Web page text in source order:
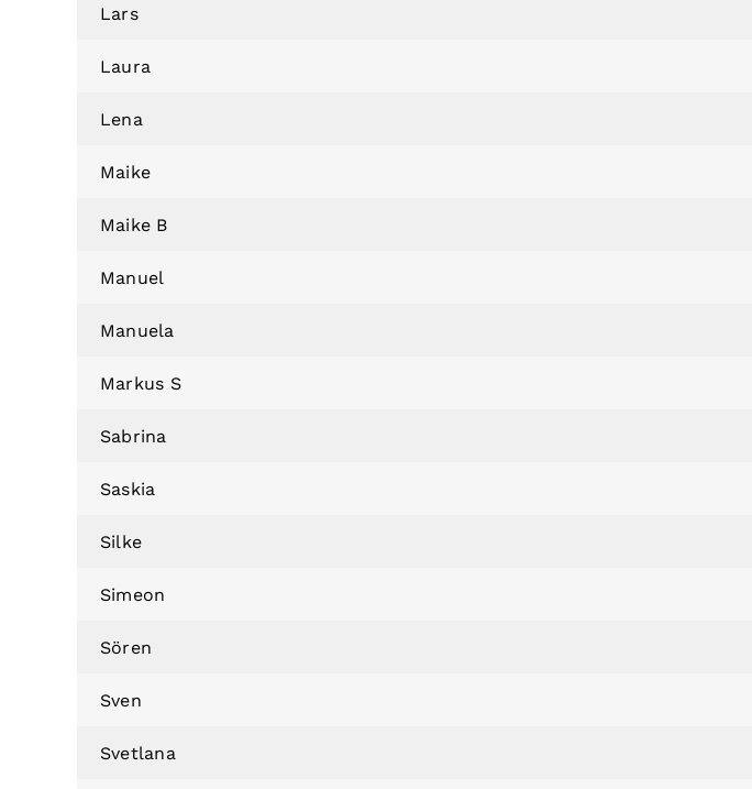
Lars
Laura
Lena
Maike
Maike B
Manuel
Manuela
Markus S
Sabrina
Saskia
Silke
Simeon
Sören
Sven
Svetlana